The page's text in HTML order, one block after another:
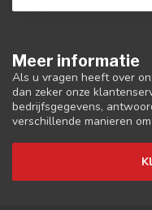
Meer informatie
Als u vragen heeft over
dan zeker onze
bedrijfsgegevens,
verschillende manieren